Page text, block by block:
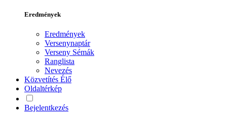
Eredmények
Eredmények
Versenynaptár
Verseny Sémák
Ranglista
Nevezés
Közvetítés Élő
Oldaltérkép
Bejelentkezés